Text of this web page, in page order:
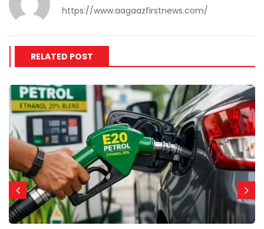
https://www.aagaazfirstnews.com/
RELATED POST